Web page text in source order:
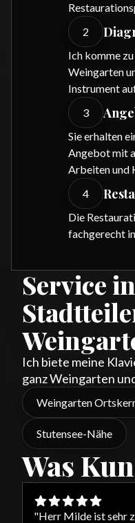
2
Ich komme
Weingarten
Instrument
3
Sie erhalten
Angebot mit
Arbeiten und
4
Die
fachgerecht
Service
Ich biete meine
ganz Weingarten
Weingarten
Stutensee-Nähe
Was
"Herr Milde ist sehr